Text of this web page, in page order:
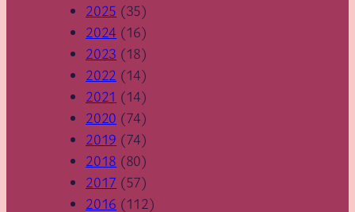
2025 (35)
2024 (16)
2023 (18)
2022 (14)
2021 (14)
2020 (74)
2019 (74)
2018 (80)
2017 (57)
2016 (112)